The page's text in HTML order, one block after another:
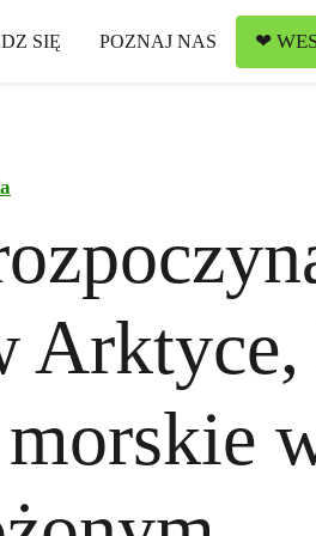
SIĘ POZNAJ NAS ❤